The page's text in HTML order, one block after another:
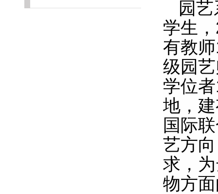
园
学生，
有教师
级园
学位者
地，
国际
艺方
求，
物方